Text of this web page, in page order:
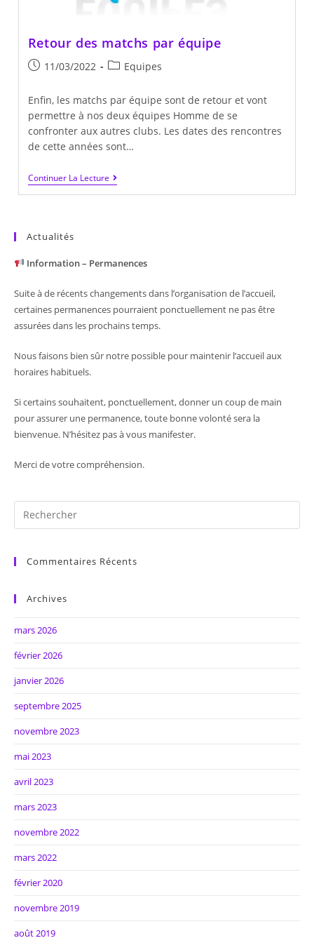
Retour des matchs par équipe
Publication
11/03/2022
PostEquipes
Enfin, les matchs par équipe sont de retour et vont
permettre à nos deux équipes Homme de se
confronter aux autres clubs. Les dates des rencontres
de cette années sont…
Continuer La LectureRetour
Des
Actualités
Information – Permanences
Suite à de récents changements dans l’organisation de l’accueil,
certaines permanences pourraient ponctuellement ne pas être
assurées dans les prochains temps.
Nous faisons bien sûr notre possible pour maintenir l’accueil aux
horaires habituels.
Si certains souhaitent, ponctuellement, donner un coup de main
pour assurer une permanence, toute bonne volonté sera la
bienvenue. N’hésitez pas à vous manifester.
Merci de votre compréhension.
Commentaires Récents
Archives
mars 2026
février 2026
janvier 2026
septembre 2025
novembre 2023
mai 2023
avril 2023
mars 2023
novembre 2022
mars 2022
février 2020
novembre 2019
août 2019